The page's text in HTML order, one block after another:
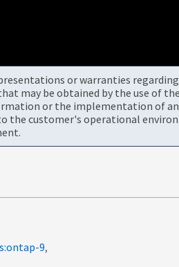
or warranties
may be obtained by the use of
or the implementation of
the customer's operational
9